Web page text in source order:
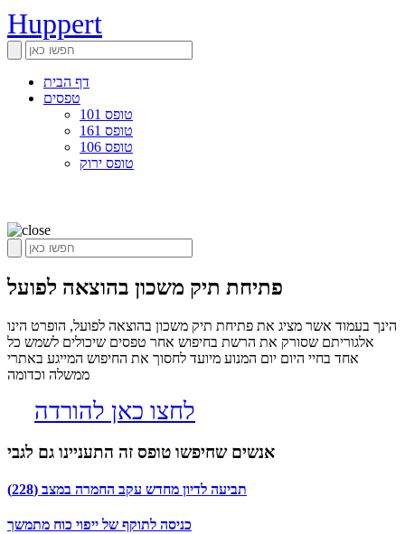
Huppert
דף הבית
טפסים
טופס 101
טופס 161
טופס 106
טופס ירוק
פתיחת תיק משכון בהוצאה לפועל
הינך בעמוד אשר מציג את פתיחת תיק משכון בהוצאה לפועל, הופרט הינו
אלגוריתם שסורק את הרשת בחיפוש אחר טפסים שיכולים לשמש כל
אחד בחיי היום יום המנוע מיועד לחסוך את החיפוש המייגע באתרי
ממשלה וכדומה
לחצו כאן להורדה
אנשים שחיפשו טופס זה התעניינו גם לגבי
תביעה לדיון מחדש עקב החמרה במצב (228)
כניסה לתוקף של ייפוי כוח מתמשך